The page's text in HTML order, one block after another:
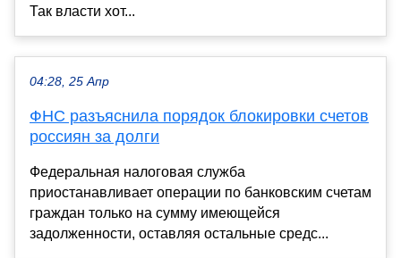
Так власти хот...
04:28, 25 Апр
ФНС разъяснила порядок блокировки счетов
россиян за долги
Федеральная налоговая служба
приостанавливает операции по банковским счетам
граждан только на сумму имеющейся
задолженности, оставляя остальные средс...